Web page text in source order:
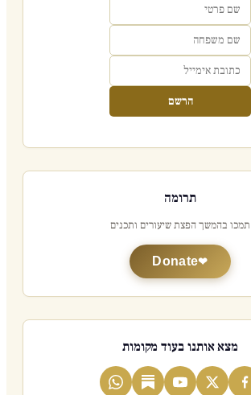
הרשם
תרומה
תמכו בהמשך הפצת שיעורים ותכנים
Donate
מצא אותנו בעוד מקומות